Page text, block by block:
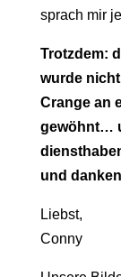
sprach mir
Trotzdem:
wurde
Crange an
gewöhnt…
und
Liebst,
Conny